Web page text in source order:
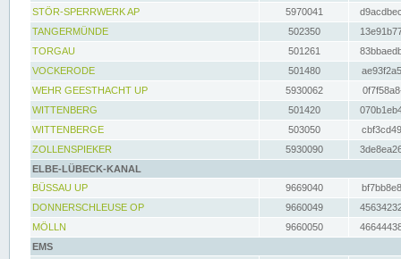
STÖR-SPERRWERK AP 5970041
TANGERMÜNDE
502350
TORGAU
501261
VOCKERODE
501480
WEHR GEESTHACHT UP
5930062
WITTENBERG
501420
WITTENBERGE
503050
ZOLLENSPIEKER
5930090
ELBE-LÜBECK-KANAL
BÜSSAU UP
9669040
DONNERSCHLEUSE OP
9660049
MÖLLN
9660050
EMS